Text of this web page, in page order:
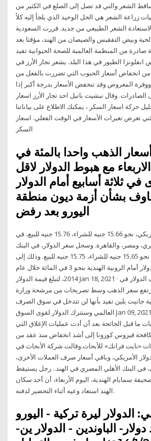
الشعر والتي قد تصل إلى الصلع في الكثير من
زراعة الشعر هي الحل الوحيد الذي يلجأ إليه كلاً
الشعر الطبيعي من جديد. قررت السعودية
وبيض التفقيس والصيصان من الهند، مؤقتا بعد
صادرة من المنظمة العالمية للصحة الحيوانية تفيد
الطيور في هذا البلد. يشعر تجار الأرز في
من انخفاض أسعار الحبوب التي تضررت بالفعل من
ووفرة المعروض وقد تنخفض الأسعار بدرجة أكبر إذا
وقال نيشيت باتيل احد تجار الأرز اسعار
حركة اسعار السكر ، يمكنك الاطلاع على بياناتنا
تعرض تغيرات الأسعار في الوقت الفعلي. اسعار
السكر
الذهب واحدا بالمئة في
مع هبوط الدولار لاقل
ثلاثة أسابيع أمام الدولار
بشأن أزمة ديون منطقة
اليورو بعد رفض
وبلغ سعر الدولار الأمريكي، نحو 15.66 جنيه للشراء، 15.76 جنيه للبيع، في
ومصر، والقاهرة. وسجل سعر الدولار، في البنك
التجاري الدولي- مصر، نحو 15.65 جنيه للشراء، 15.75 جنيه للبيع. وذلك إلى
جانب ارتفاع صرف الدولار أمام الروبية الهندية بنحو 3 في المائة خلال عام
2014، لتبلغ قيمة الدولار Jan 18, 2021 · صعد سعر صرف الدولار في
سعر الذهب وسط تصريحات من مرشحة وزارة
جانيت يلين تفيد بأنها لن تتدخل في سوق الصرف
العالمي وستترك الدولار لقوى السوق Jan 09, 2021 · تعافىت مكاتب تأجير
ما قبل الجائحة بعد أن أدت عمليات الإغلاق التي
فيروس كورونا إلى أشد انخفاض منذ عقد من
«نايت فرانك» للأبحاث.وقالت شركة الأبحاث في
الأمريكي، وباقي أسعار صرف العملات الأخرى،
في البنك الأهلي المصري في الهند.. رجل يستيقظ
سمايام الهندية، اليوم الأربعاء، أن أحد سكان
الهند استعاد وعيه أثناء التحضير لدفنه.
الدولار ليرة تركية - اليورو
دولار- الباوندين - الدولار ين-